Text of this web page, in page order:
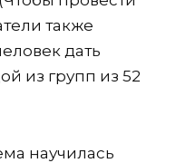
также
дать
из групп из 52
научилась